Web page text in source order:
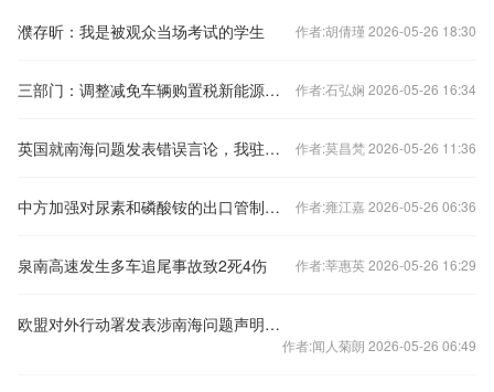
濮存昕：我是被观众当场考试的学生 作者:胡倩瑾 2026-05-26 18:30
三部门：调整减免车辆购置税新能源汽车产品技术要求 作者:石弘娴 2026-05-26 16:34
英国就南海问题发表错误言论，我驻英使馆：提出严正交涉 作者:莫昌梵 2026-05-26 11:36
中方加强对尿素和磷酸铵的出口管制？外交部回应 作者:雍江嘉 2026-05-26 06:36
泉南高速发生多车追尾事故致2死4伤 作者:莘惠英 2026-05-26 16:29
欧盟对外行动署发表涉南海问题声明，中国驻欧盟使团驳斥
作者:闻人菊朗 2026-05-26 06:49